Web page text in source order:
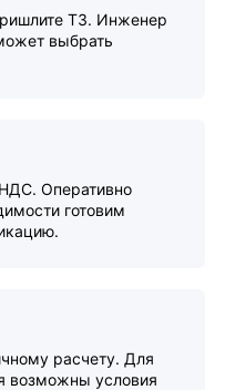
ТЗ. Инженер
выбрать
Оперативно
готовим
расчету. Для
возможны условия